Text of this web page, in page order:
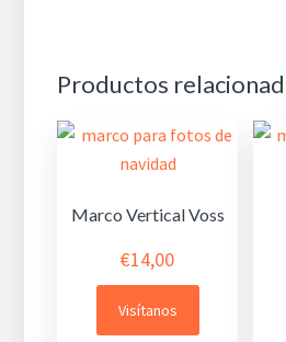
Productos
Marco Vertical Voss
€14,00
Visítanos